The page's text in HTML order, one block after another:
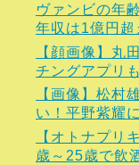
ヴァンビの年
年収は1億円超
【顔画像】丸
チングアプリ
【画像】松村
い！平野紫耀
【オトナプリ
歳～25歳で飲